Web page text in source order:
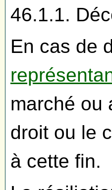
46.1.1.
En cas de
marché ou
droit ou le
à cette fin.